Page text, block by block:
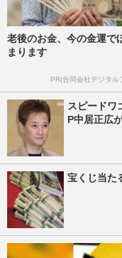
老後のお金、今の金運で
まります
PR(合同会社デジタル
スピードワ
P中居正広
宝くじ当た